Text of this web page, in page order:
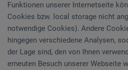
Funktionen unserer Internetseite
Cookies bzw. local storage nicht
notwendige Cookies). Andere
hingegen verschiedene Analysen,
der Lage sind, den von Ihnen
erneuten Besuch unserer Webseite